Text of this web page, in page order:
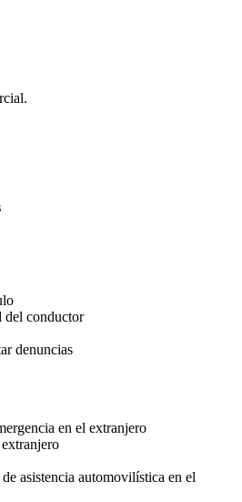
del conductor
denuncias
en el extranjero
asistencia automovilística en el